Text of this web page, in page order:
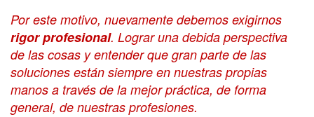
Por este motivo, nuevamente debemos exigirnos
rigor profesional. Lograr una debida perspectiva
de las cosas y entender que gran parte de las
soluciones están siempre en nuestras propias
manos a través de la mejor práctica, de forma
general, de nuestras profesiones.